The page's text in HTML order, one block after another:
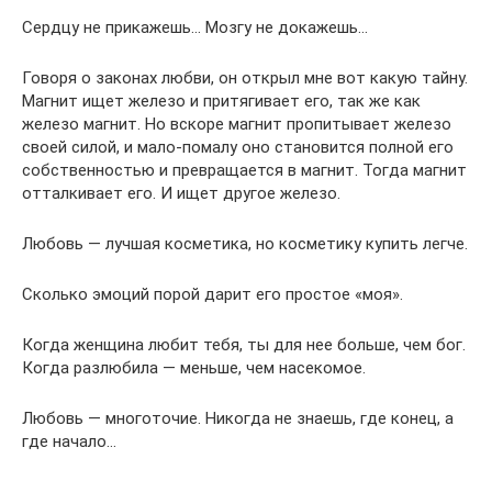
Сердцу не прикажешь… Мозгу не докажешь…
Говоря о законах любви, он открыл мне вот какую тайну.
Магнит ищет железо и притягивает его, так же как
железо магнит. Но вскоре магнит пропитывает железо
своей силой, и мало-помалу оно становится полной его
собственностью и превращается в магнит. Тогда магнит
отталкивает его. И ищет другое железо.
Любовь — лучшая косметика, но косметику купить легче.
Сколько эмоций порой дарит его простое «моя».
Когда женщина любит тебя, ты для нее больше, чем бог.
Когда разлюбила — меньше, чем насекомое.
Любовь — многоточие. Никогда не знаешь, где конец, а
где начало…